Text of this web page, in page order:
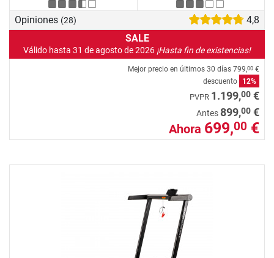
Opiniones (28)
4,8
SALE
Válido hasta 31 de agosto de 2026 ¡Hasta fin de existencias!
Mejor precio en últimos 30 días 799,00 €
descuento
12%
PVPR 1.199,00 €
Antes899,00 €
Ahora 699,00 €